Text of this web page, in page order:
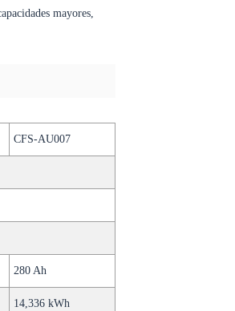
mayores,
CFS-AU007
280 Ah
14,336 kWh